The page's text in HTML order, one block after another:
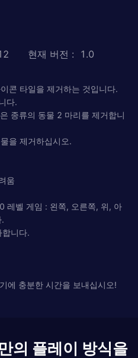
현재 버전 : 1.0
콘 타일을 제거하는 것입니다.
다.
종류의 동물 2 마리를 제거합니
을 제거하십시오.
움
레벨 게임 : 왼쪽, 오른쪽, 위, 아
니다.
에 충분한 시간을 보내십시오!
의 플레이 방식을